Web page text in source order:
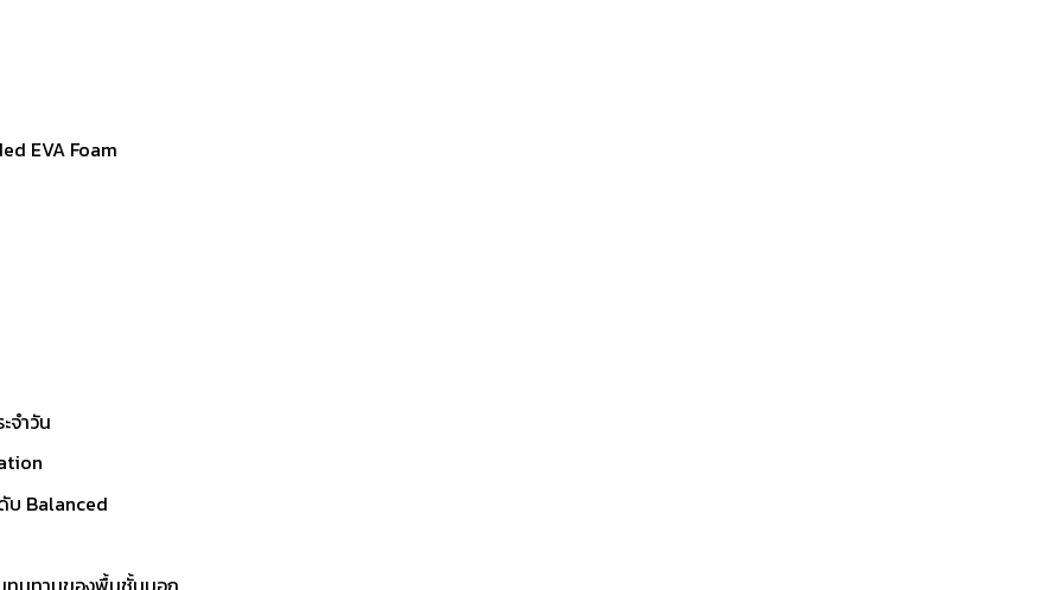
EVA Foam
จำวัน
บ Balanced